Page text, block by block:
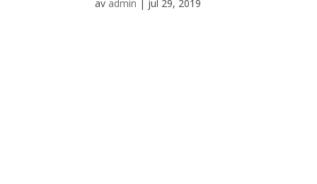
av admin | jul 29, 2019